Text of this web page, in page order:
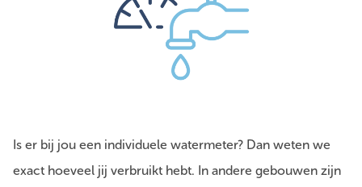
Is er bij jou een individuele watermeter? Dan weten we
exact hoeveel jij verbruikt hebt. In andere gebouwen zijn